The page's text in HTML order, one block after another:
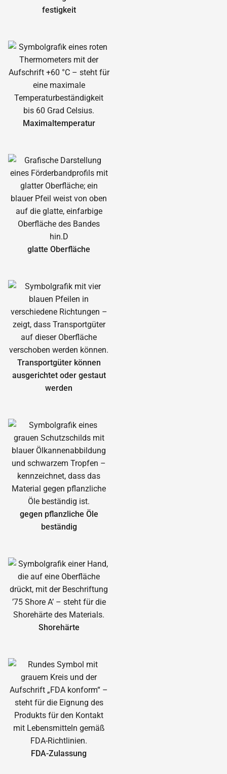
festigkeit
Maximal­temperatur
glatte Oberfläche
Transportgüter können
ausgerichtet oder gestaut
werden
gegen pflanzliche Öle
beständig
Shorehärte
FDA-Zulassung